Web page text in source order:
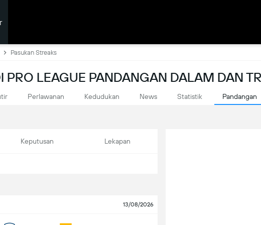
Pasukan Streaks
PRO LEAGUE PANDANGAN DALAM DAN
Perlawanan Kedudukan News Statistik Pandangan
Keputusan Lekapan
13/08/2026